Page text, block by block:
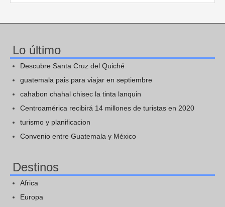
Lo último
Descubre Santa Cruz del Quiché
guatemala pais para viajar en septiembre
cahabon chahal chisec la tinta lanquin
Centroamérica recibirá 14 millones de turistas en 2020
turismo y planificacion
Convenio entre Guatemala y México
Destinos
Africa
Europa